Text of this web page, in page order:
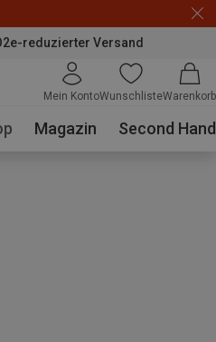
reduzierter Versand
Mein KontoWunschlisteWarenkorb
Magazin Second Hand